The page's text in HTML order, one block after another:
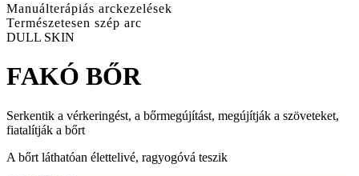
Manuálterápiás arckezelések
Természetesen szép arc
DULL SKIN
FAKÓ BŐR
Serkentik a vérkeringést, a bőrmegújítást, megújítják a szöveteket,
fiatalítják a bőrt
A bőrt láthatóan élettelivé, ragyogóvá teszik